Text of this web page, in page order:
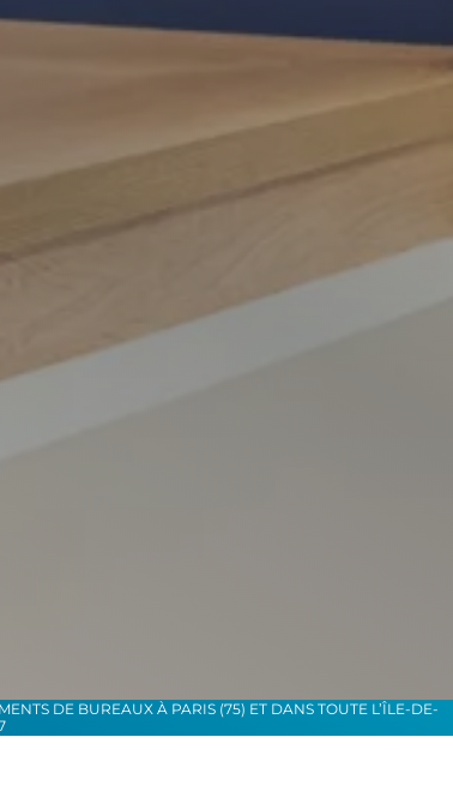
DE BUREAUX À PARIS (75) ET DANS TOUTE L’ÎLE-DE-